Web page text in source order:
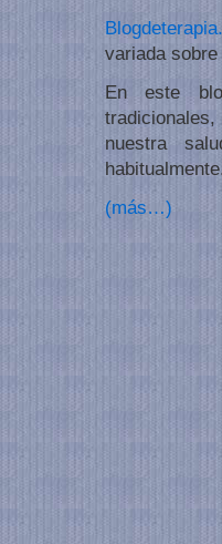
variada
En este
tradicionales,
nuestra
(más…)